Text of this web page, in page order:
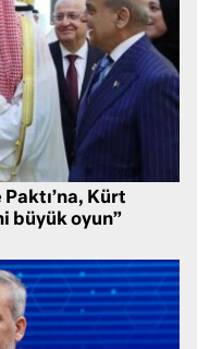
Kürt
büyük oyun”